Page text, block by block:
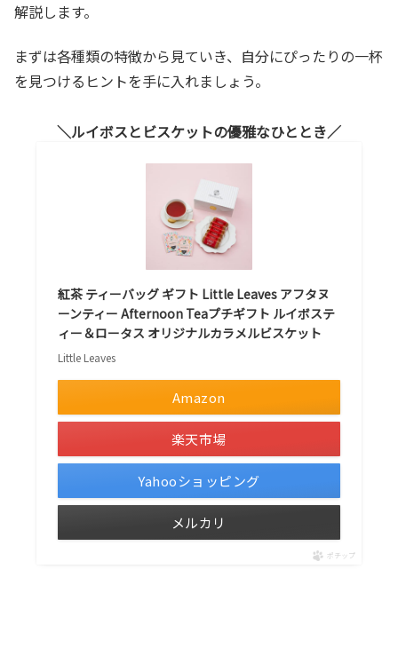
解説します。
まずは各種類の特徴から見ていき、自分にぴったりの一杯
を見つけるヒントを手に入れましょう。
ルイボスとビスケットの優雅なひととき
紅茶 ティーバッグ ギフト Little Leaves アフタヌ
ーンティー Afternoon Teaプチギフト ルイボステ
ィー＆ロータス オリジナルカラメルビスケット
Little Leaves
Amazon
楽天市場
Yahooショッピング
メルカリ
ポチップ